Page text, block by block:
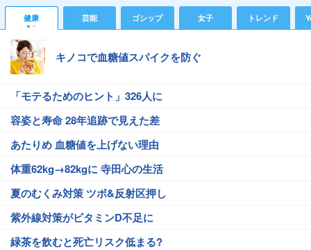
健康 芸能 ゴシップ 女子 トレンド
キノコで血糖値スパイクを防ぐ
「モテるためのヒント」326人に
容姿と寿命 28年追跡で見えた差
あたりめ 血糖値を上げない理由
体重62kg→82kgに 寺田心の生活
夏のむくみ対策 ツボ&反射区押し
紫外線対策がビタミンD不足に
緑茶を飲むと死亡リスク低まる?